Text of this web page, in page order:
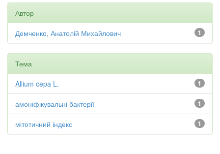
Автор
1
Демченко, Анатолій Михайлович
Тема
1
Allium cepa L.
1
амоніфікувальні бактерії
1
мітотичний індекс